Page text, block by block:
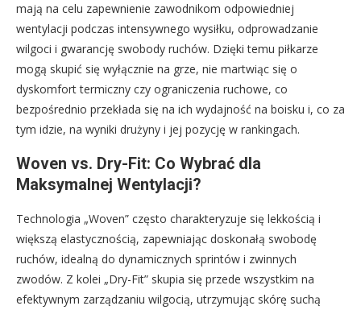
mają na celu zapewnienie zawodnikom odpowiedniej
wentylacji podczas intensywnego wysiłku, odprowadzanie
wilgoci i gwarancję swobody ruchów. Dzięki temu piłkarze
mogą skupić się wyłącznie na grze, nie martwiąc się o
dyskomfort termiczny czy ograniczenia ruchowe, co
bezpośrednio przekłada się na ich wydajność na boisku i, co za
tym idzie, na wyniki drużyny i jej pozycję w rankingach.
Woven vs. Dry-Fit: Co Wybrać dla
Maksymalnej Wentylacji?
Technologia „Woven” często charakteryzuje się lekkością i
większą elastycznością, zapewniając doskonałą swobodę
ruchów, idealną do dynamicznych sprintów i zwinnych
zwodów. Z kolei „Dry-Fit” skupia się przede wszystkim na
efektywnym zarządzaniu wilgocią, utrzymując skórę suchą